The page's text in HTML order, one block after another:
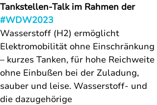
Tankstellen-Talk im Rahmen der
#WDW2023
Wasserstoff (H2) ermöglicht
Elektromobilität ohne Einschränkung
– kurzes Tanken, für hohe Reichweite
ohne Einbußen bei der Zuladung,
sauber und leise. Wasserstoff- und
die dazugehörige